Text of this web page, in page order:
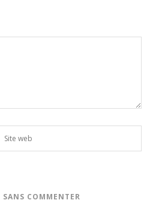
SANS COMMENTER